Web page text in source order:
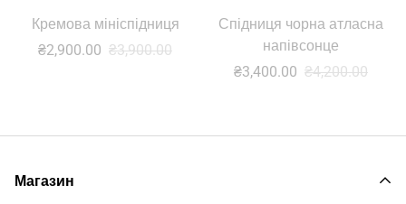
Кремова мініспідниця
Sale
₴2,900.00
Звичайна ₴3,900.00
Спідниця чорна атласна
напівсонце
Sale
₴3,400.00
Звичайна ₴4,200.00
Магазин